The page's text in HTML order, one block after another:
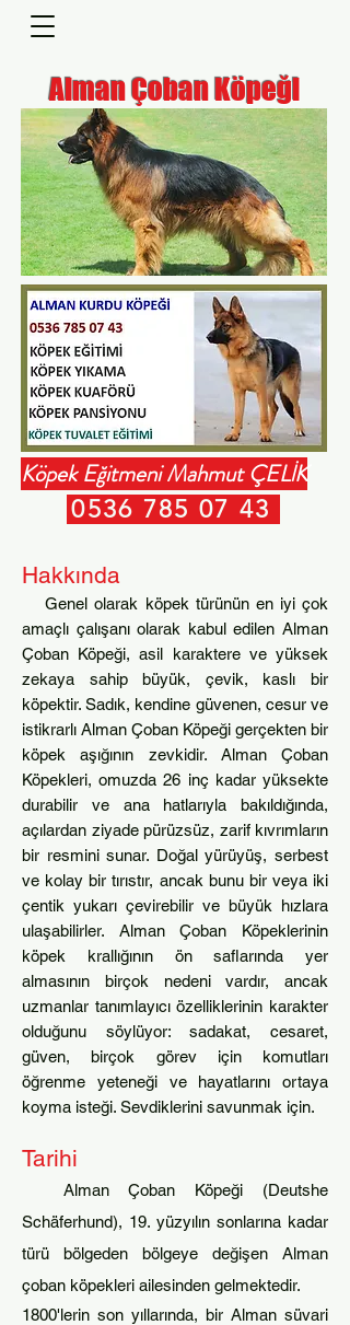
Alman Çoban Köpeği
Köpek Eğitmeni Mahmut ÇELİK
0536 785 07 43
Hakkında
Genel olarak köpek türünün en iyi çok
amaçlı çalışanı olarak kabul edilen Alman
Çoban Köpeği, asil karaktere ve yüksek
zekaya sahip büyük, çevik, kaslı bir
köpektir. Sadık, kendine güvenen, cesur ve
istikrarlı Alman Çoban Köpeği gerçekten bir
köpek aşığının zevkidir. Alman Çoban
Köpekleri, omuzda 26 inç kadar yüksekte
durabilir ve ana hatlarıyla bakıldığında,
açılardan ziyade pürüzsüz, zarif kıvrımların
bir resmini sunar. Doğal yürüyüş, serbest
ve kolay bir tırıstır, ancak bunu bir veya iki
çentik yukarı çevirebilir ve büyük hızlara
ulaşabilirler. Alman Çoban Köpeklerinin
köpek krallığının ön saflarında yer
almasının birçok nedeni vardır, ancak
uzmanlar tanımlayıcı özelliklerinin karakter
olduğunu söylüyor: sadakat, cesaret,
güven, birçok görev için komutları
öğrenme yeteneği ve hayatlarını ortaya
koyma isteği. Sevdiklerini savunmak için.
Tarihi
Alman Çoban Köpeği (Deutshe
Schäferhund), 19. yüzyılın sonlarına kadar
türü bölgeden bölgeye değişen Alman
çoban köpekleri ailesinden gelmektedir.
1800'lerin son yıllarında, bir Alman süvari